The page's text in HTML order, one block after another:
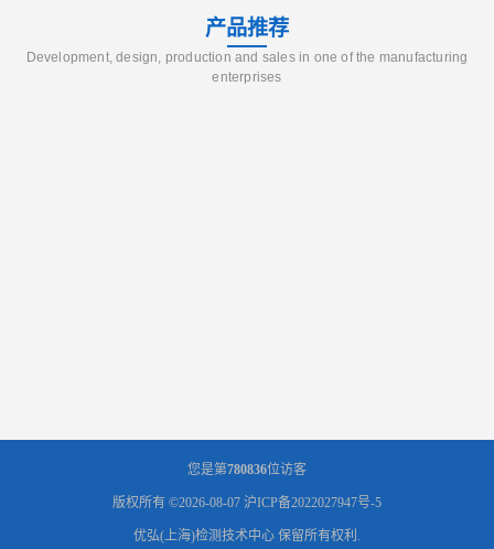
产品推荐
Development, design, production and sales in one of the manufacturing
enterprises
您是第780836位访客
版权所有 ©2026-08-07 沪ICP备2022027947号-5
优弘(上海)检测技术中心 保留所有权利.